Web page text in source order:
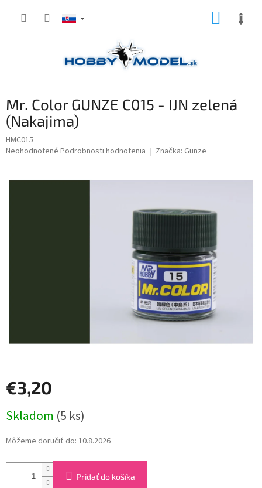
Mr. Color GUNZE C015 - IJN zelená
(Nakajima)
HMC015
Priemerné
je
Neohodnotené Podrobnosti hodnotenia Značka: Gunze
€3,20
cena:
Skladom (5 ks)
Môžeme doručiť do: 10.8.2026
Pridať do košíka